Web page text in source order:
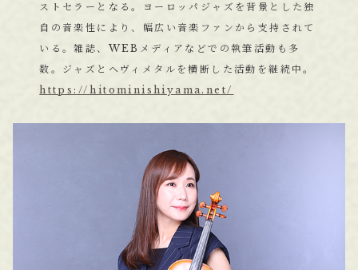
ストセラーとなる。ヨーロッパジャズを背景とした独
自の音楽性により、幅広い音楽ファンから支持されて
いる。雑誌、WEBメディアなどでの執筆活動も多
数。ジャズとヘヴィメタルを横断した活動を継続中。
https://hitominishiyama.net/